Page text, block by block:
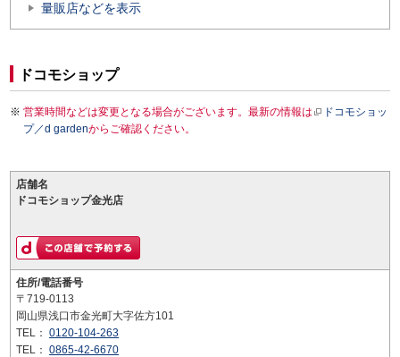
量販店などを表示
ドコモショップ
営業時間などは変更となる場合がございます。最新の情報は
ドコモショッ
プ／d gardenからご確認ください。
店舗名
ドコモショップ金光店
住所/電話番号
〒719-0113
岡山県浅口市金光町大字佐方101
TEL： 0120-104-263
TEL： 0865-42-6670